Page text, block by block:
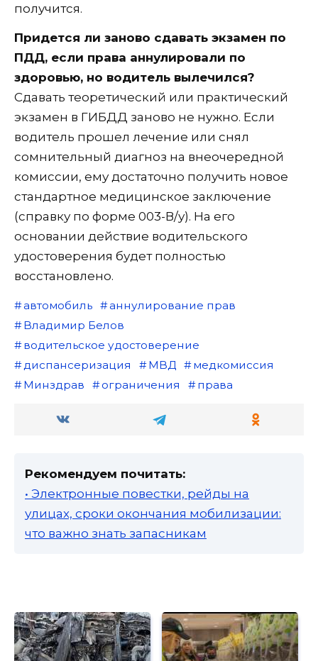
получится.
Придется ли заново сдавать экзамен по
ПДД, если права аннулировали по
здоровью, но водитель вылечился?
Сдавать теоретический или практический
экзамен в ГИБДД заново не нужно. Если
водитель прошел лечение или снял
сомнительный диагноз на внеочередной
комиссии, ему достаточно получить новое
стандартное медицинское заключение
(справку по форме 003-В/у). На его
основании действие водительского
удостоверения будет полностью
восстановлено.
автомобиль
аннулирование прав
Владимир Белов
водительское удостоверение
диспансеризация
МВД
медкомиссия
Минздрав
ограничения права
Рекомендуем почитать:
• Электронные повестки, рейды на
улицах, сроки окончания мобилизации:
что важно знать запасникам